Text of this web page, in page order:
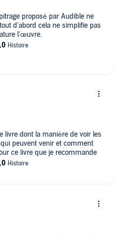
cloche, cette grande escroquerie
du hasard ;
ou des courbes en cloche au
proposé par Audible ne
d'abord cela ne simplifie pas
l'œuvre.
les choses,merci pour ce livre que je recommande